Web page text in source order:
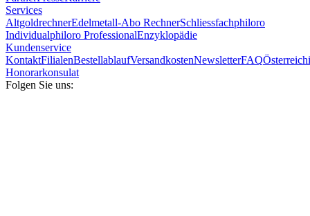
Services
AltgoldrechnerEdelmetall-Abo RechnerSchliessfachphiloro
Individualphiloro ProfessionalEnzyklopädie
Kundenservice
KontaktFilialenBestellablaufVersandkostenNewsletterFAQ
Honorarkonsulat
Folgen Sie uns: